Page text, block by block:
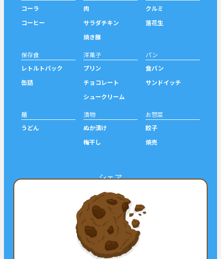
コーラ
コーヒー
肉
サラダチキン
焼き豚
クルミ
落花生
保存食
レトルトパック
缶詰
洋菓子
プリン
チョコレート
シュークリーム
パン
食パン
サンドイッチ
麺
うどん
漬物
ぬか漬け
梅干し
お惣菜
餃子
焼売
シェア
ツイート
フォロー